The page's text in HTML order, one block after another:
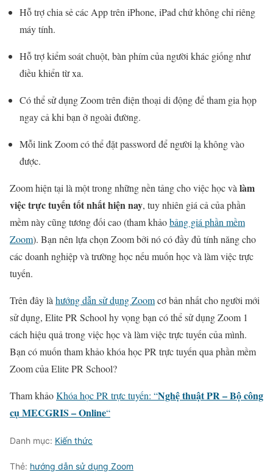
Hỗ trợ chia sẻ các App trên iPhone, iPad chứ không chỉ riêng
máy tính.
Hỗ trợ kiểm soát chuột, bàn phím của người khác giống như
điều khiển từ xa.
Có thể sử dụng Zoom trên điện thoại di động để tham gia họp
ngay cả khi bạn ở ngoài đường.
Mỗi link Zoom có thể đặt password để người lạ không vào
được.
Zoom hiện tại là một trong những nền tảng cho việc học và làm
việc trực tuyến tốt nhất hiện nay, tuy nhiên giá cả của phần
mềm này cũng tương đối cao (tham khảobảng giá phần mềm
Zoom). Bạn nên lựa chọn Zoom bởi nó có đầy đủ tính năng cho
các doanh nghiệp và trường học nếu muốn học và làm việc trực
tuyến.
Trên đây là hướng dẫn sử dụng Zoomcơ bản nhất cho người mới
sử dụng, Elite PR School hy vọng bạn có thể sử dụng Zoom 1
cách hiệu quả trong việc học và làm việc trực tuyến của mình.
Bạn có muốn tham khảo khóa học PR trực tuyến qua phần mềm
Zoom của Elite PR School?
Tham khảoKhóa học PR trực tuyến: “Nghệ thuật PR – Bộ công
cụ MECGRIS – Online“
Danh mục: Kiến thức
Thẻ: hướng dẫn sử dụng Zoom